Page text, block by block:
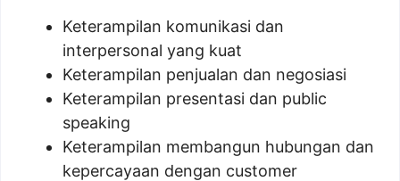
Keterampilan komunikasi dan
interpersonal yang kuat
Keterampilan penjualan dan negosiasi
Keterampilan presentasi dan public
speaking
Keterampilan membangun hubungan dan
kepercayaan dengan customer